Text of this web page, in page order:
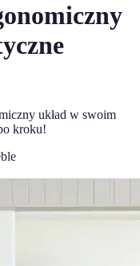
układ w swoim
kroku!